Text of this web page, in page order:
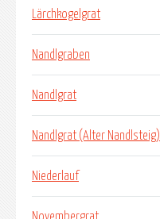
Lärchkogelgrat
Nandlgraben
Nandlgrat
Nandlgrat (Alter Nandlsteig)
Niederlauf